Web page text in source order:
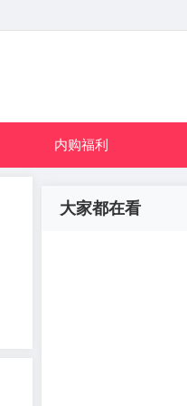
内购福利
大家都在看